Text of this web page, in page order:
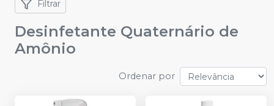
Filtrar
Desinfetante Quaternário de
Amônio
Ordenar por